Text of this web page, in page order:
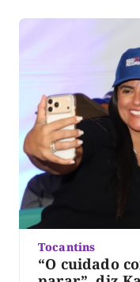
Tocantins
“O cuidado